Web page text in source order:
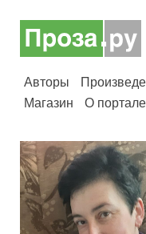
Авторы
Магазин
О портале